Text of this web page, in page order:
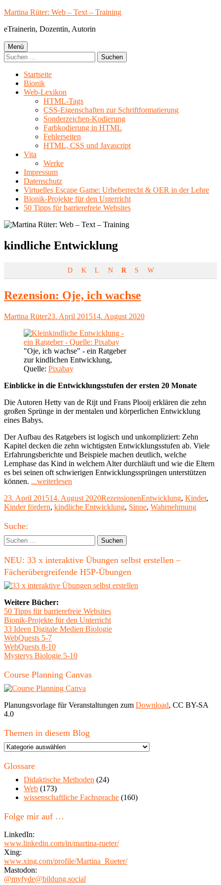
Springe
Inhalt
Martina Rüter: Web – Text – Training
eTrainerin, Dozentin, Autorin
Primäres
Menü
Menü
Suchen
nach:
Startseite
Bionik
Web-Lexikon
HTML-Tags
CSS-Eigenschaften zur Schriftformatierung
Sonderzeichen-Kodierung
Farbkodierung in HTML
Fehlerseiten
HTML, CSS und Javascript
Vita
Werke
Impressum
Datenschutz
Virtuelles Escape Game: Urheberrecht & OER in der Lehre
Bionik-Projekte für den Unterricht
50 Tipps für barrierefreie Websites
Schlagwort:
kindliche Entwicklung
D K L N R S W
Rezension: Oje, ich wachse
Autor
Martina RüterVeröffentlicht
23. April 201514. August 2020
"Oje, ich wachse" - ein Ratgeber
zur kindlichen Entwicklung,
Quelle: Pixabay
Einblicke in die Entwicklungsstufen der ersten 20 Monate
Die Autoren Hetty van de Rijt und Frans Plooij erklären die zehn
großen Sprünge in der mentalen und körperlichen Entwicklung
eines Babys.
Der Aufbau des Ratgebers ist logisch und unkompliziert: Zehn
Kapitel decken die zehn wichtigsten Entwicklungsstufen ab. Viele
Erfahrungsberichte und Beispiele machen deutlich, welche
Lernphase das Kind in welchem Alter durchläuft und wie die Eltern
es bei seinen oft schwierigen Entwicklungssprüngen unterstützen
können. ...weiterlesen
ich
wachse"
Veröffentlicht
am
23. April 201514. August 2020Kategorien
RezensionenSchlagwörter
Entwicklung, Kinder,
Kinder fördern, kindliche Entwicklung, Sinne, Wahrnehmung
Haupt-
Seitenleiste
Suche:
Suchen
nach:
NEU: 33 x interaktive Übungen selbst erstellen –
Fächerübergreifende H5P-Übungen
Weitere Bücher:
50 Tipps für barrierefreie Websites
Bionik-Projekte für den Unterricht
33 Ideen Digitale Medien Biologie
WebQuests 5-7
WebQuests 8-10
Mysterys Biologie 5-10
Course Planning Canvas
Planungsvorlage für Veranstaltungen zum Download, CC BY-SA
4.0
Themen in diesem Blog
Themen
diesem
Glossare
Didaktische Methoden (24)
Web (173)
wissenschaftliche Fachsprache (160)
Folge mir auf …
LinkedIn:
www.linkedin.com/in/martina-rueter/
Xing:
www.xing.com/profile/Martina_Rueter/
Mastodon:
@myfyde@bildung.social